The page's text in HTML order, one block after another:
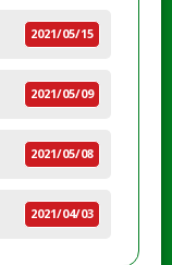
2021/05/15
2021/05/09
2021/05/08
2021/04/03